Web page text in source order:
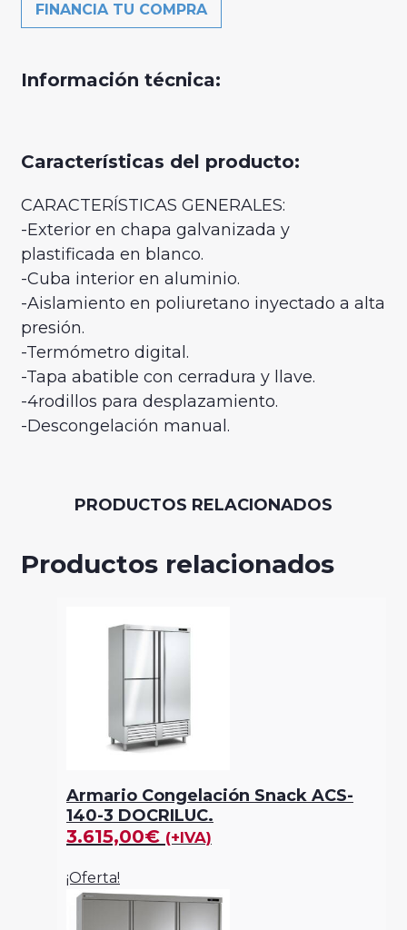
Capacidad
400L.
FINANCIA TU COMPRA
Información técnica:
Características del producto:
CARACTERÍSTICAS GENERALES:
-Exterior en chapa galvanizada y
plastificada en blanco.
-Cuba interior en aluminio.
-Aislamiento en poliuretano inyectado a alta
presión.
-Termómetro digital.
-Tapa abatible con cerradura y llave.
-4rodillos para desplazamiento.
-Descongelación manual.
PRODUCTOS RELACIONADOS
Productos relacionados
Armario Congelación Snack ACS-
140-3 DOCRILUC.
3.615,00€ (+IVA)
¡Oferta!